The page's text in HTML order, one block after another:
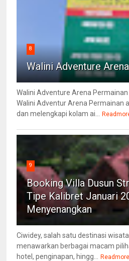
8
Walini Adventure
Walini Adventure Arena Permainan
Walini Adventur Arena Permainan
dan melengkapi kolam ai...
9
Booking Villa Dusun
Tipe Kalibret Januari
Menyenangkan
Ciwidey, salah satu destinasi
menawarkan berbagai macam
hotel, penginapan, hingg...
Readmore